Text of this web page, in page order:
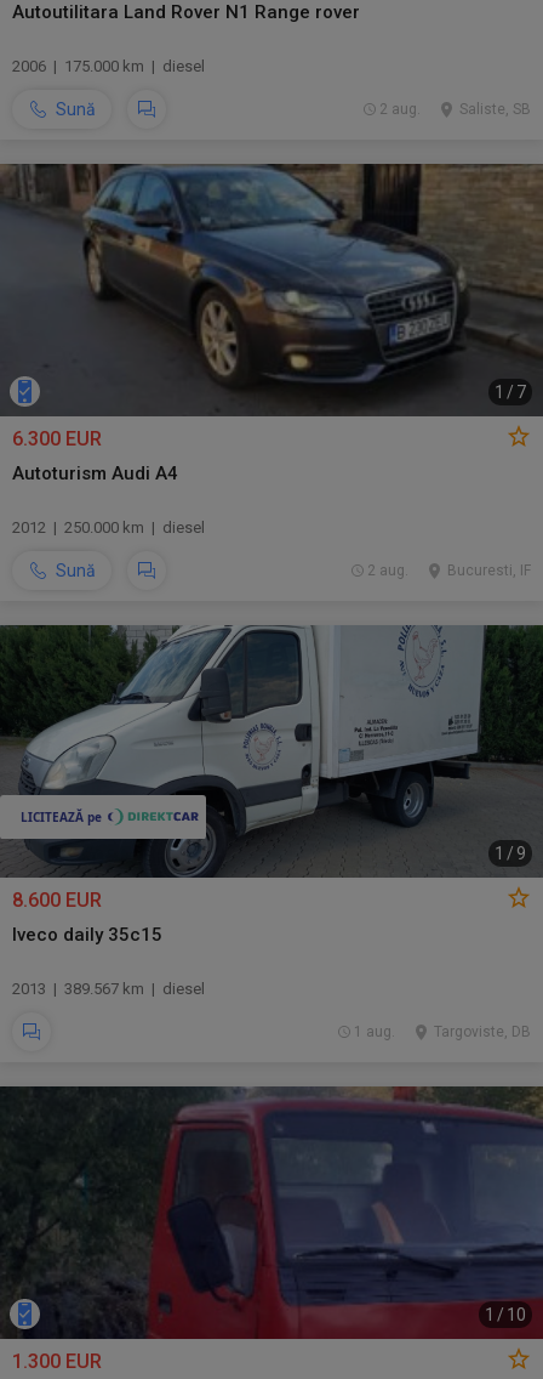
Autoutilitara Land Rover N1 Range rover
2006 | 175.000 km | diesel
Sună Saliste, SB
2 aug.
1 / 7
6.300 EUR
Autoturism Audi A4
2012 | 250.000 km | diesel
Sună Bucuresti, IF
2 aug.
1 / 9
8.600 EUR
Iveco daily 35c15
2013 | 389.567 km | diesel
Targoviste, DB
1 aug.
1 / 10
1.300 EUR